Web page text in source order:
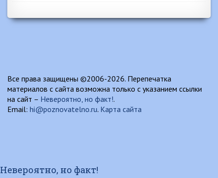
Все права защищены ©2006-2026. Перепечатка
материалов с сайта возможна только с указанием ссылки
на сайт – Невероятно, но факт!.
Email: hi@poznovatelno.ru. Карта сайта
Невероятно, но факт!